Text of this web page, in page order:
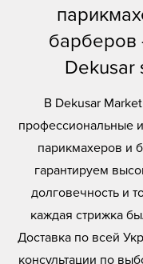
барберов
Dekusar
В Dekusar
профессиональные
парикмахеров и
гарантируем
долговечность и
каждая стрижка
Доставка по всей
консультации по